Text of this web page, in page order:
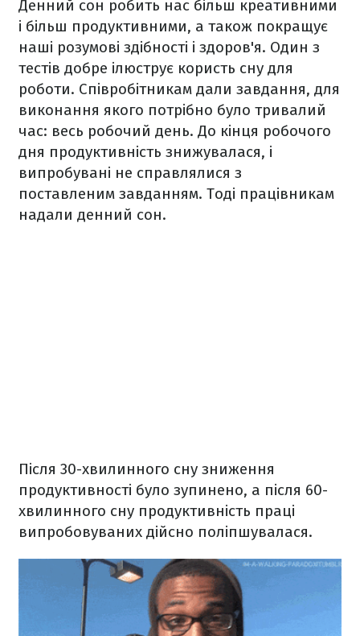
Денний сон робить нас більш креативними
і більш продуктивними, а також покращує
наші розумові здібності і здоров'я. Один з
тестів добре ілюструє користь сну для
роботи. Співробітникам дали завдання, для
виконання якого потрібно було тривалий
час: весь робочий день. До кінця робочого
дня продуктивність знижувалася, і
випробувані не справлялися з
поставленим завданням. Тоді працівникам
надали денний сон.
Після 30-хвилинного сну зниження
продуктивності було зупинено, а після 60-
хвилинного сну продуктивність праці
випробовуваних дійсно поліпшувалася.